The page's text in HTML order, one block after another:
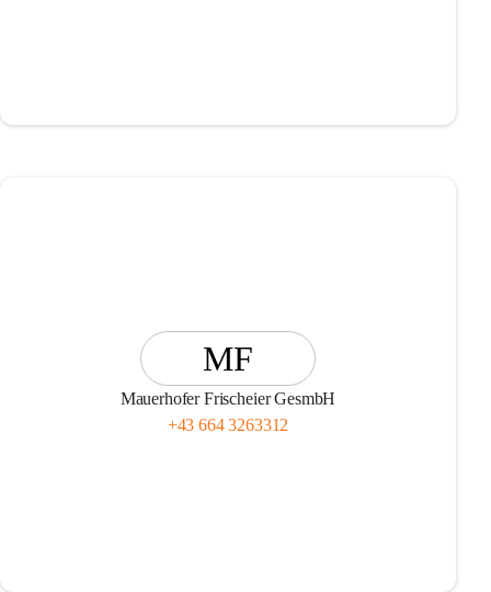
MF
Mauerhofer Frischeier GesmbH
+43 664 3263312